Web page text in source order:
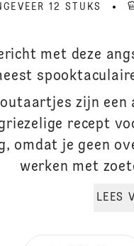
12 STUKS
met deze
zijn
recept
omdat je geen
werken met